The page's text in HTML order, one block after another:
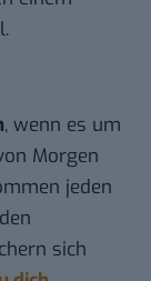
, wenn es um
Morgen
jeden
sich